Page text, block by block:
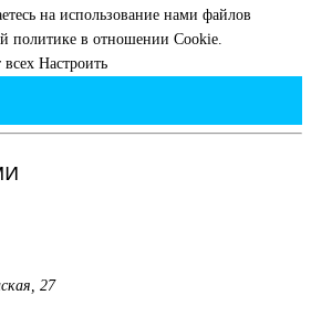
на использование нами файлов
политике в отношении Cookie.
всех Настроить
27